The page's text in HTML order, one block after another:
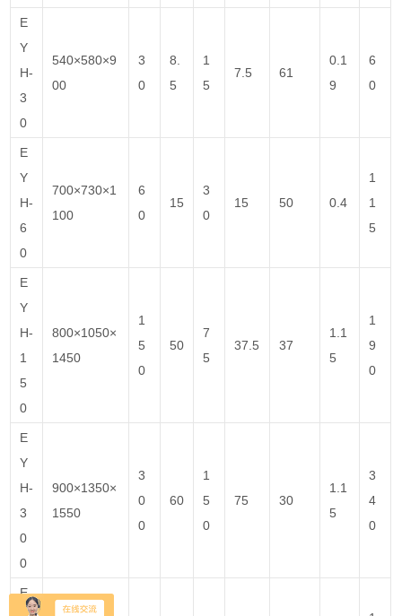
E
Y
H-
3
0
540×580×9
00
3
0
8.
5
1
5
7.5 61
0.1
9
6
0
E
Y
H-
6
0
700×730×1
100
6
0
15
3
0
15 50 0.4
1
1
5
E
Y
H-
1
5
0
800×1050×
1450
1
5
0
50
7
5
37.5 37
1.1
5
1
9
0
E
Y
H-
3
0
0
900×1350×
1550
3
0
0
60
1
5
0
75 30
1.1
5
3
4
0
E